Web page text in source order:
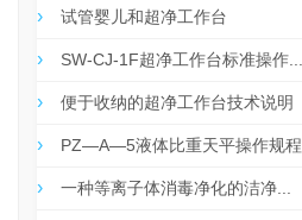
试管婴儿和超净工作台
SW-CJ-1F超净工作台标准操作...
便于收纳的超净工作台技术说明
PZ—A—5液体比重天平操作规程
一种等离子体消毒净化的洁净...